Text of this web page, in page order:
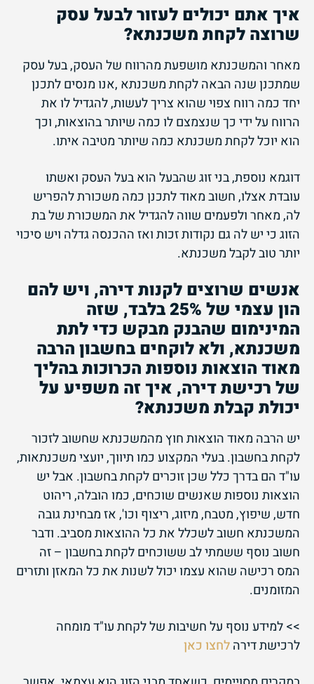
איך אתם יכולים לעזור לבעל עסק
שרוצה לקחת משכנתא?
מאחר והמשכנתא מושפעת מהרווח של העסק, בעל עסק
שמתכנן שנה הבאה לקחת משכנתא ,אנו מנסים לתכנן
יחד כמה רווח צפוי שהוא צריך לעשות, להגדיל לו את
הרווח על ידי כך שנצמצם לו כמה שיותר בהוצאות, וכך
הוא יוכל לקחת משכנתא כמה שיותר מטיבה איתו.
דוגמא נוספת, בני זוג שהבעל הוא בעל העסק ואשתו
עובדת אצלו, חשוב מאוד לתכנן כמה משכורת להפריש
לה, מאחר ולפעמים שווה להגדיל את המשכורת של בת
הזוג כי יש לה גם נקודות זכות ואז ההכנסה גדלה ויש סיכוי
יותר טוב לקבל משכנתא.
אנשים שרוצים לקנות דירה, ויש להם
הון עצמי של 25% בלבד, שזה
המינימום שהבנק מבקש כדי לתת
משכנתא, ולא לוקחים בחשבון הרבה
מאוד הוצאות נוספות הכרוכות בהליך
של רכישת דירה, איך זה משפיע על
יכולת קבלת משכנתא?
יש הרבה מאוד הוצאות חוץ מהמשכנתא שחשוב לזכור
לקחת בחשבון. בעלי המקצוע כמו תיווך, יועצי משכנתאות,
עו"ד הם בדרך כלל שכן זוכרים לקחת בחשבון. אבל יש
הוצאות נוספות שאנשים שוכחים, כמו הובלה, ריהוט
חדש, שיפוץ, מטבח, מיזוג, ריצוף וכו', אז מבחינת גובה
המשכנתא חשוב לשכלל את כל ההוצאות מסביב. ודבר
חשוב נוסף ששמתי לב ששוכחים לקחת בחשבון – זה
המס רכישה שהוא עצמו יכול לשנות את כל המאזן ותזרים
המזומנים.
>> למידע נוסף על חשיבות של לקחת עו"ד מומחה
לרכישת דירהלחצו כאן